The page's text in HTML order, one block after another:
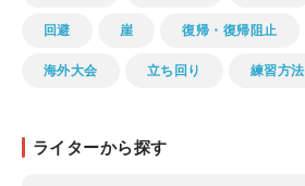
回避 崖 復帰・復帰阻止
海外大会 立ち回り 練習方法
ライターから探す